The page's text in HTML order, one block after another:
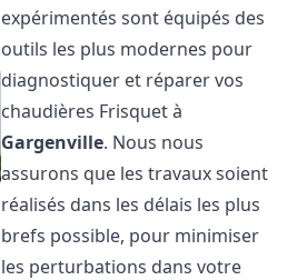
expérimentés sont équipés des
outils les plus modernes pour
diagnostiquer et réparer vos
chaudières Frisquet à
Gargenville. Nous nous
assurons que les travaux soient
réalisés dans les délais les plus
brefs possible, pour minimiser
les perturbations dans votre